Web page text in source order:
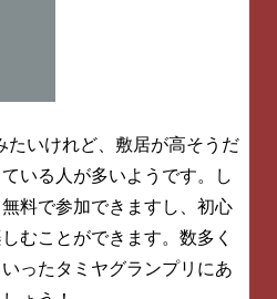
たいけれど、敷居が高そうだ
いる人が多いようです。し
料で参加できますし、初心
むことができます。数多く
ったタミヤグランプリにあ